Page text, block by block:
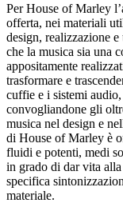
Per House of Marley
offerta, nei materiali
design, realizzazione
che la musica sia una
appositamente
trasformare e
cuffie e i sistemi
convogliandone gli
musica nel design e
di House of Marley è
fluidi e potenti, medi
in grado di dar vita
specifica
materiale.